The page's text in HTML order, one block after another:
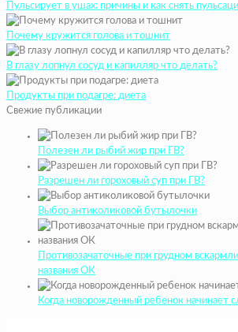
Пульсирует в ушах: причины и как снять
Почему кружится голова и тошнит
В глазу лопнул сосуд и капилляр что делать?
Продукты при подагре: диета
Свежие публикации
Полезен ли рыбий жир при ГВ?
Разрешен ли гороховый суп при ГВ?
Выбор антиколиковой бутылочки
Противозачаточные при грудном
названия ОК
Когда новорожденный ребенок начинает